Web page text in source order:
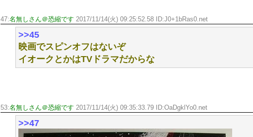
47:名無しさん＠恐縮です 2017/11/14(火) 09:25:52.58 ID:J0+1bRas0.net
>>45
映画でスピンオフはないぞ
イオークとかはTVドラマだからな
53:名無しさん＠恐縮です 2017/11/14(火) 09:35:33.79 ID:OaDgklYo0.net
>>47